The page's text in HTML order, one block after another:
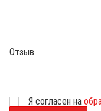
Отзыв
ВозрастЯ согласен на